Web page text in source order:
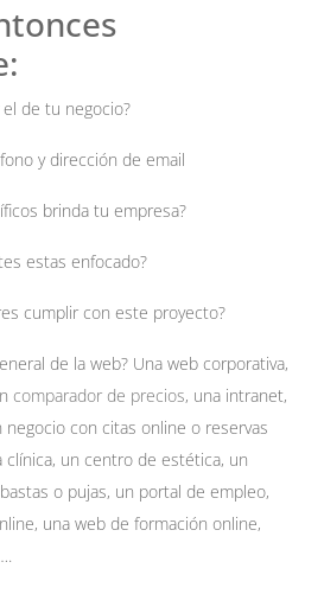
de tu negocio?
y dirección de email
brinda tu empresa?
estas enfocado?
cumplir con este proyecto?
de la web? Una web corporativa,
comparador de precios, una intranet,
con citas online o reservas
clínica, un centro de estética, un
o pujas, un portal de empleo,
una web de formación online,